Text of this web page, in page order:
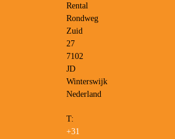
Rental
Rondweg
Zuid
27
7102
JD
Winterswijk
Nederland
T:
+31